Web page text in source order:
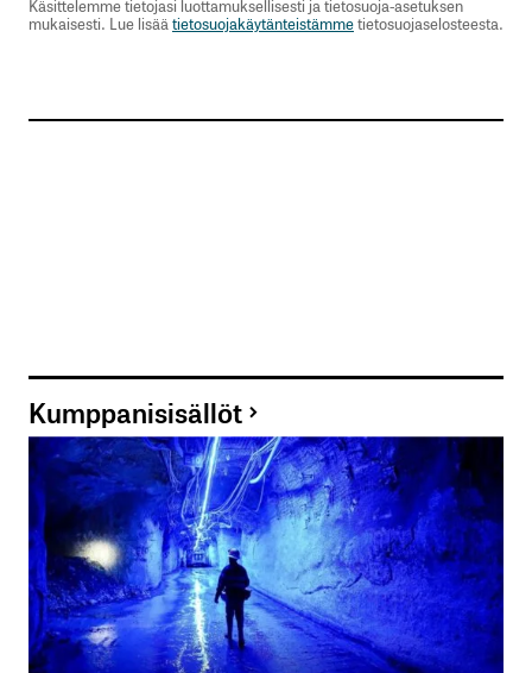
Käsittelemme tietojasi luottamuksellisesti ja tietosuoja-asetuksen
mukaisesti. Lue lisää tietosuojakäytänteistämmetietosuojaselosteesta.
Kumppanisisällöt